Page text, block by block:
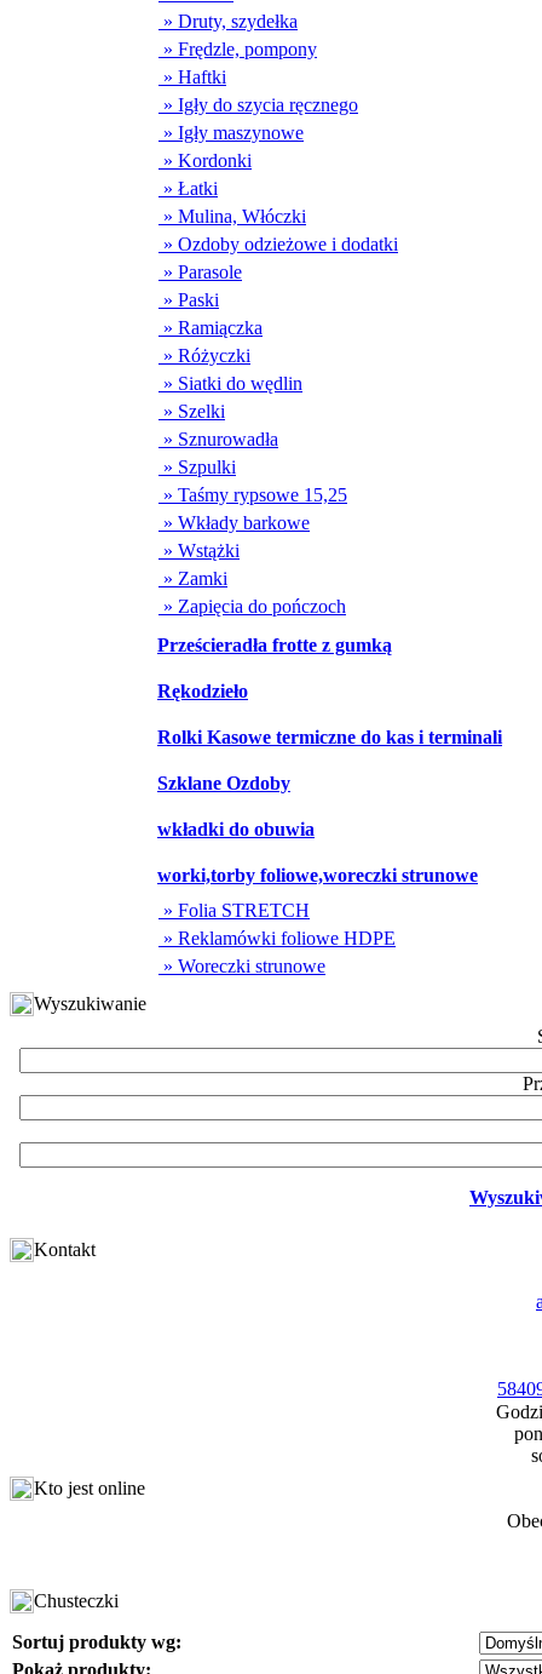
» Druty, szydełka
» Frędzle, pompony
» Haftki
» Igły do szycia ręcznego
» Igły maszynowe
» Kordonki
» Łatki
» Mulina, Włóczki
» Ozdoby odzieżowe i dodatki
» Parasole
» Paski
» Ramiączka
» Różyczki
» Siatki do wędlin
» Szelki
» Sznurowadła
» Szpulki
» Taśmy rypsowe 15,25
» Wkłady barkowe
» Wstążki
» Zamki
» Zapięcia do pończoch
Prześcieradła frotte z gumką
Rękodzieło
Rolki Kasowe termiczne do kas i terminali
Szklane Ozdoby
wkładki do obuwia
worki,torby foliowe,woreczki strunowe
» Folia STRETCH
» Reklamówki foliowe HDPE
» Woreczki strunowe
Wyszukiwanie
Kontakt
Kto jest online
Chusteczki
Sortuj produkty wg:
Pokaż produkty: